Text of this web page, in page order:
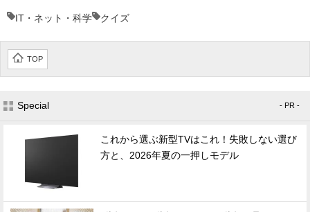
IT・ネット・科学 クイズ
TOP
Special - PR -
これから選ぶ新型TVはこれ！失敗しない選び
方と、2026年夏の一押しモデル